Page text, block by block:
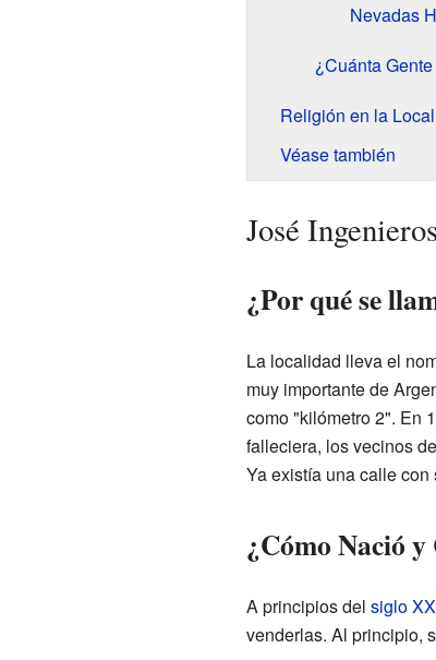
Nevadas
¿Cuánta
Religión en la
Véase también
José
¿Por qué se
La localidad lleva el
muy importante de
como "kilómetro 2". En
falleciera, los vecinos
Ya existía una calle
¿Cómo Nació
A principios del siglo XX
venderlas. Al principio,